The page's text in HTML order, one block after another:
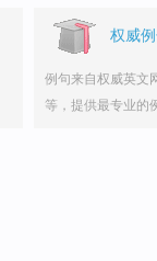
权威
例句来自权威英文
等，提供最专业的